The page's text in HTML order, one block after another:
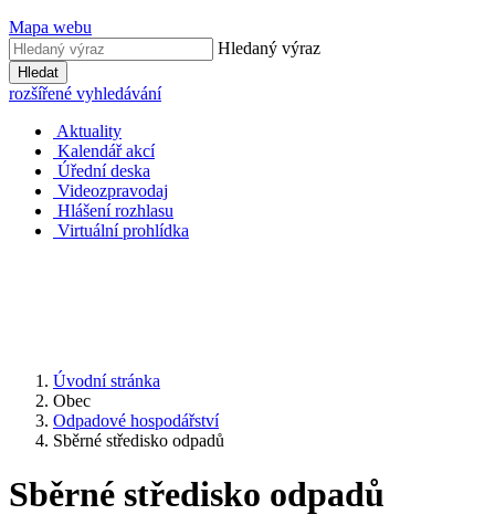
Mapa webu
Hledaný výraz
Hledat
rozšířené vyhledávání
Aktuality
Kalendář akcí
Úřední deska
Videozpravodaj
Hlášení rozhlasu
Virtuální prohlídka
Úvodní stránka
Obec
Odpadové hospodářství
Sběrné středisko odpadů
Sběrné středisko odpadů